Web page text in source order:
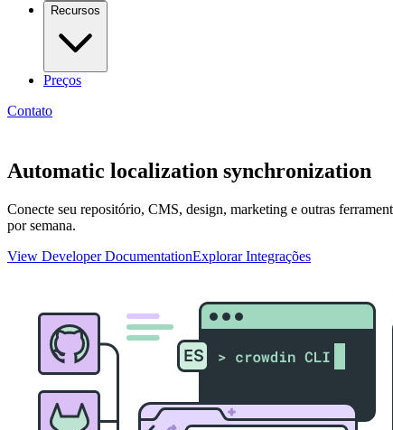
Recursos
Preços
Contato
Automatic localization synchronization
Conecte seu repositório, CMS, design, marketing e outras
por semana.
View Developer DocumentationExplorar Integrações